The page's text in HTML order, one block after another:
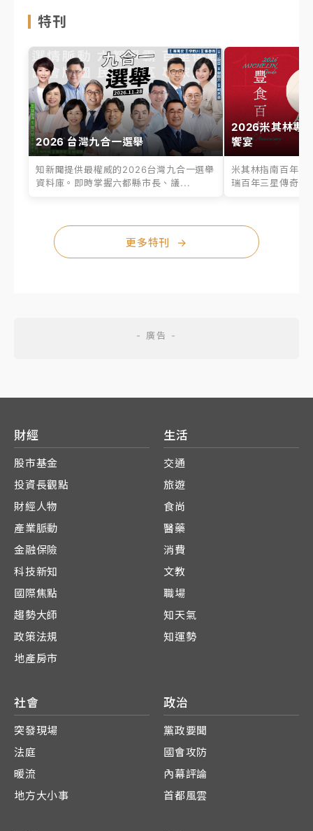
特刊
2026 台灣九合一選舉
知新聞提供最權威的2026台灣九合一選舉
資料庫。即時掌握六都縣市長、議...
2026米其林專
饗宴
米其林指南百年之
瑞百年三星傳奇、
更多特刊 →
財經
股市基金
投資長觀點
財經人物
產業脈動
金融保險
科技新知
國際焦點
趨勢大師
政策法規
地產房市
生活
交通
旅遊
食尚
醫藥
消費
文教
職場
知天氣
知運勢
社會
突發現場
法庭
暖流
地方大小事
政治
黨政要聞
國會攻防
內幕評論
首都風雲